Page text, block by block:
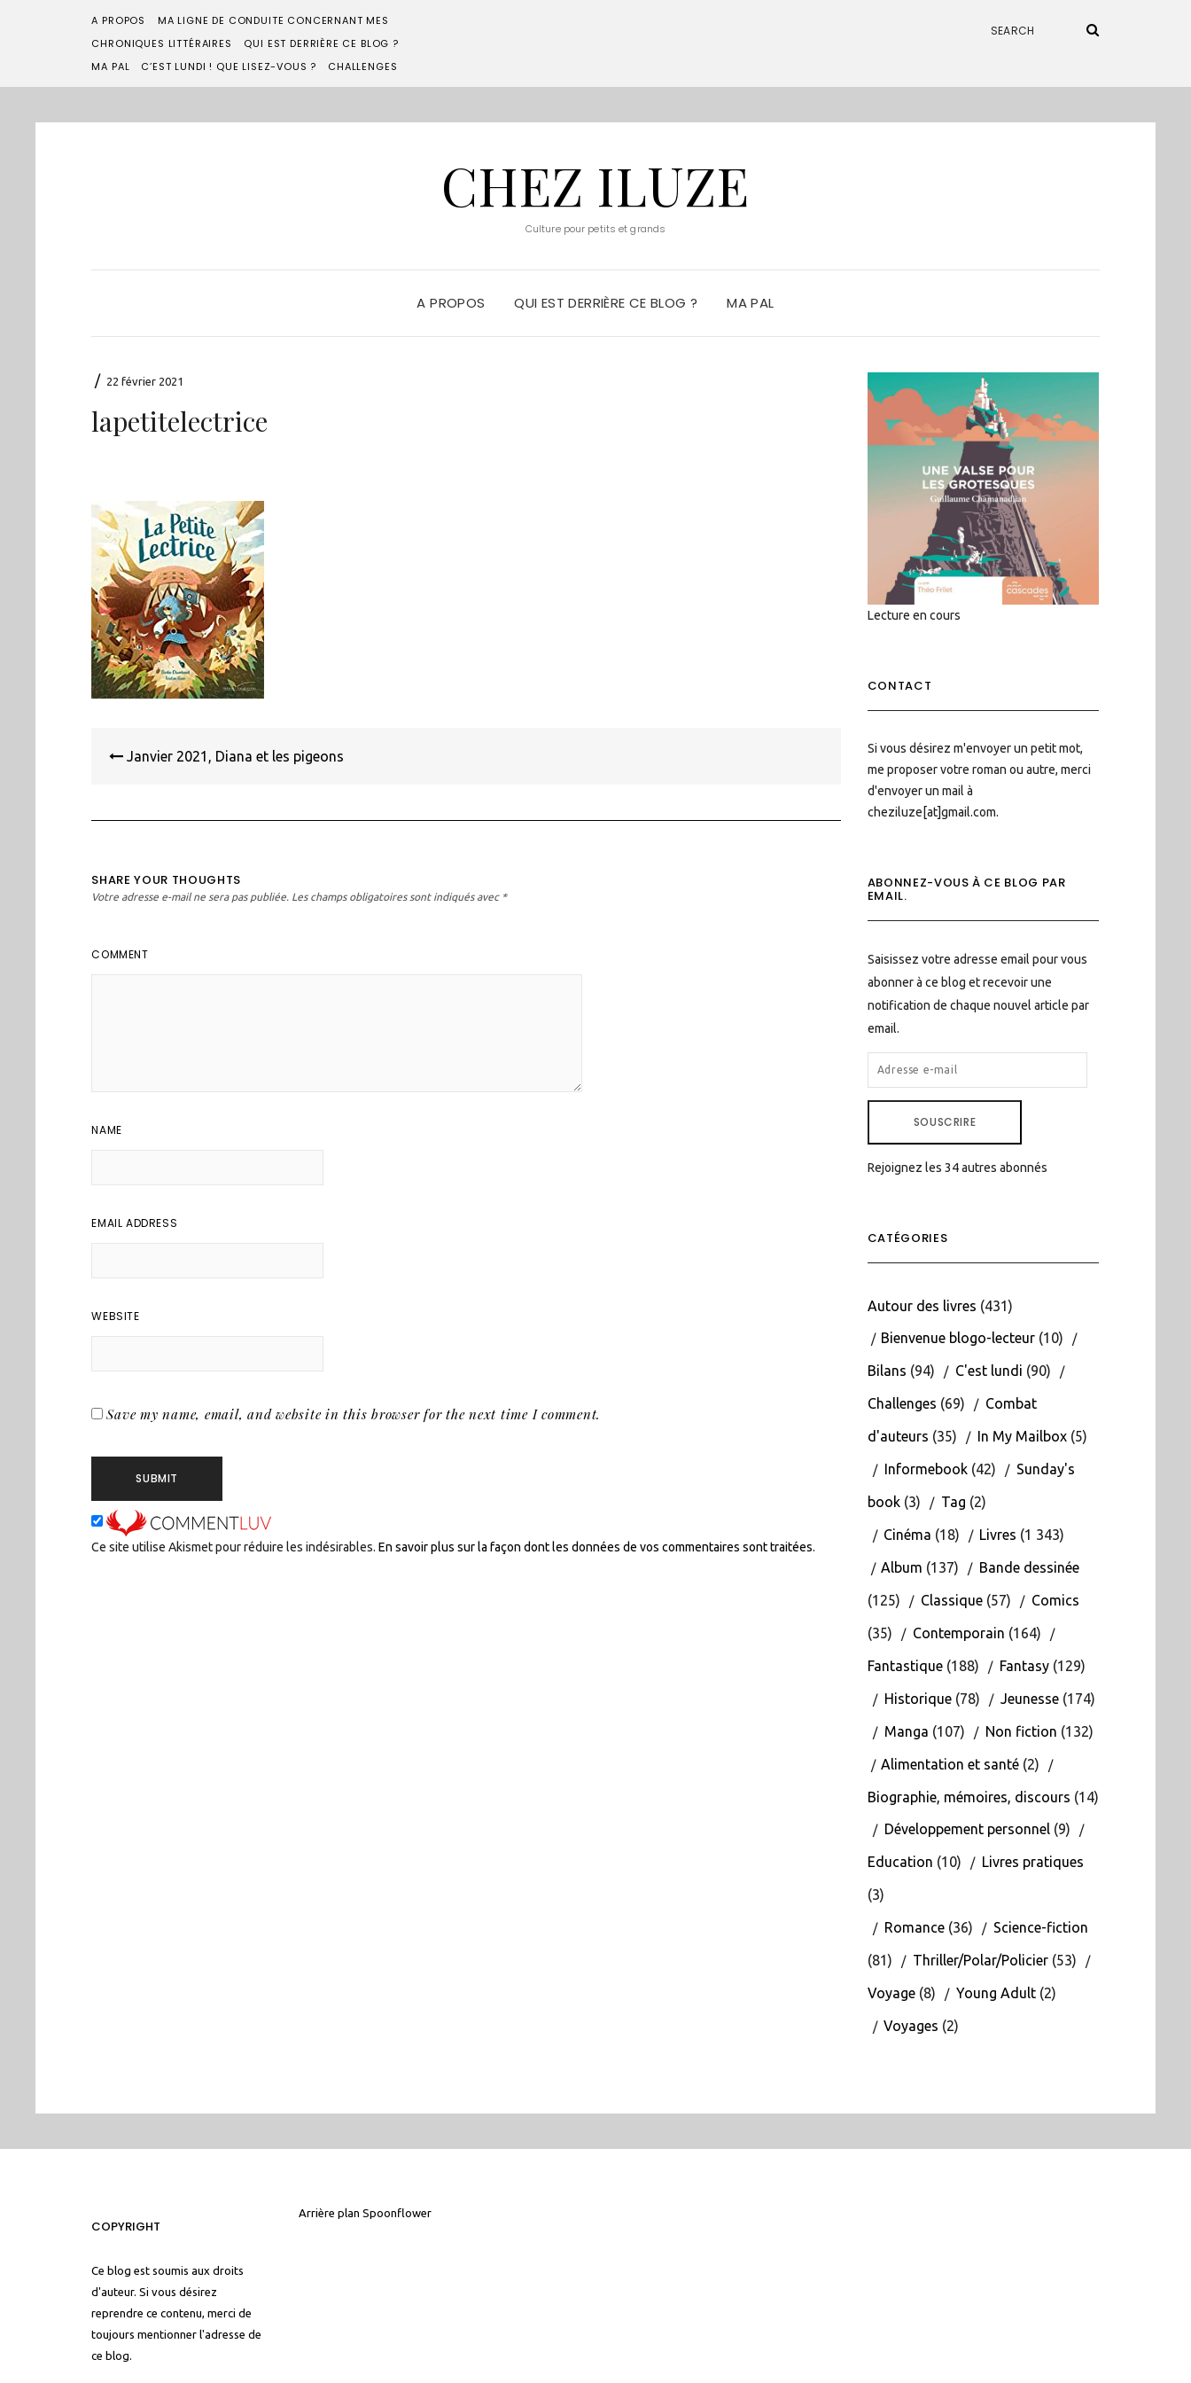
A PROPOS
MA LIGNE DE CONDUITE CONCERNANT MES
CHRONIQUES LITTÉRAIRES
QUI EST DERRIÈRE CE BLOG ?
MA PAL
C’EST LUNDI ! QUE LISEZ-VOUS ? CHALLENGES
CHEZ ILUZE
Culture pour petits et grands
A PROPOS QUI EST DERRIÈRE CE BLOG ? MA PAL
/ 22 février 2021
lapetitelectrice
de
Janvier 2021, Diana et les pigeons
SHARE YOUR THOUGHTS
Votre adresse e-mail ne sera pas publiée. Les champs obligatoires sont indiqués avec *
COMMENT
NAME
EMAIL ADDRESS
WEBSITE
Save my name, email, and website in this browser for the next time I comment.
Ce site utilise Akismet pour réduire les indésirables.En savoir plus sur la façon dont les données de vos commentaires sont traitées.
Lecture en cours
CONTACT
Si vous désirez m'envoyer un petit mot,
me proposer votre roman ou autre, merci
d'envoyer un mail à
cheziluze[at]gmail.com.
ABONNEZ-VOUS À CE BLOG PAR
EMAIL.
Saisissez votre adresse email pour vous
abonner à ce blog et recevoir une
notification de chaque nouvel article par
email.
ADRESSE
E-
SOUSCRIRE
Rejoignez les 34 autres abonnés
CATÉGORIES
Autour des livres (431)
Bienvenue blogo-lecteur(10)
Bilans (94) C'est lundi (90)
Challenges (69) Combat
d'auteurs (35) In My Mailbox(5)
Informebook(42) Sunday's
book(3) Tag (2)
Cinéma (18) Livres (1 343)
Album (137) Bande dessinée
(125) Classique(57) Comics
(35) Contemporain (164)
Fantastique(188) Fantasy(129)
Historique(78) Jeunesse(174)
Manga (107) Non fiction (132)
Alimentation et santé(2)
Biographie, mémoires, discours (14)
Développement personnel(9)
Education (10) Livres pratiques
(3)
Romance(36) Science-fiction
(81) Thriller/Polar/Policier(53)
Voyage(8) Young Adult(2)
Voyages (2)
COPYRIGHT
Ce blog est soumis aux droits
d'auteur. Si vous désirez
reprendre ce contenu, merci de
toujours mentionner l'adresse de
ce blog.
Arrière plan Spoonflower